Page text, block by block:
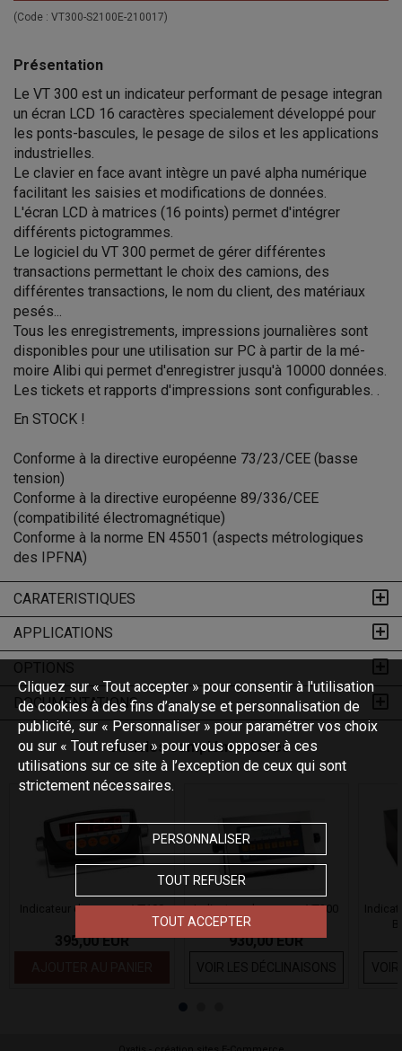
(Code : VT300-S2100E-210017)
Présentation
Le VT 300 est un indicateur performant de pesage integran
un écran LCD 16 caractères specialement développé pour
les ponts-bascules, le pesage de silos et les applications
industrielles.
Le clavier en face avant intègre un pavé alpha numérique
facilitant les saisies et modifications de données.
L'écran LCD à matrices (16 points) permet d'intégrer
différents pictogrammes.
Le logiciel du VT 300 permet de gérer différentes
transactions permettant le choix des camions, des
différentes transactions, le nom du client, des matériaux
pesés...
Tous les enregistrements, impressions journalières sont
disponibles pour une utilisation sur PC à partir de la mé-
moire Alibi qui permet d'enregistrer jusqu'à 10000 données.
Les tickets et rapports d'impressions sont configurables. .
En STOCK !
Conforme à la directive européenne 73/23/CEE (basse
tension)
Conforme à la directive européenne 89/336/CEE
(compatibilité électromagnétique)
Conforme à la norme EN 45501 (aspects métrologiques
des IPFNA)
CARATERISTIQUES
APPLICATIONS
DOCUMENTATIONS
Articles complémentaires
Indicateur de pesage VT100
395,00 EUR
Indicateur de pesage VT200
VT220 VT220-LCD-INOX
930,00 EUR
Cliquez sur « Tout accepter » pour consentir à l'utilisation
de cookies à des fins d’analyse et personnalisation de
publicité, sur « Personnaliser » pour paramétrer vos choix
ou sur « Tout refuser » pour vous opposer à ces
utilisations sur ce site à l’exception de ceux qui sont
strictement nécessaires.
PERSONNALISER
TOUT REFUSER
TOUT ACCEPTER